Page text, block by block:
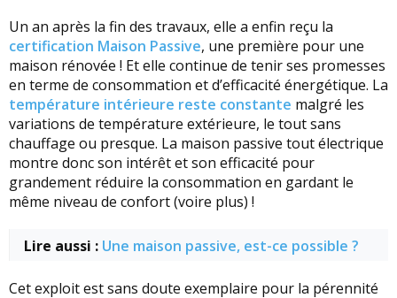
Un an après la fin des travaux, elle a enfin reçu la
certification Maison Passive, une première pour une
maison rénovée ! Et elle continue de tenir ses promesses
en terme de consommation et d’efficacité énergétique. La
température intérieure reste constante malgré les
variations de température extérieure, le tout sans
chauffage ou presque. La maison passive tout électrique
montre donc son intérêt et son efficacité pour
grandement réduire la consommation en gardant le
même niveau de confort (voire plus) !
Lire aussi : Une maison passive, est-ce possible ?
Cet exploit est sans doute exemplaire pour la pérennité